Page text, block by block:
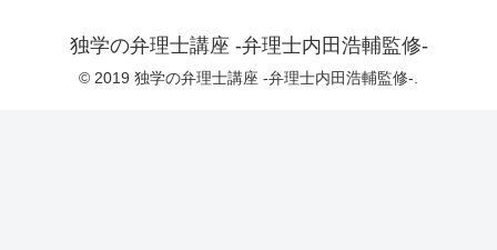
独学の弁理士講座 -弁理士内田浩輔監修-
© 2019 独学の弁理士講座 -弁理士内田浩輔監修-.